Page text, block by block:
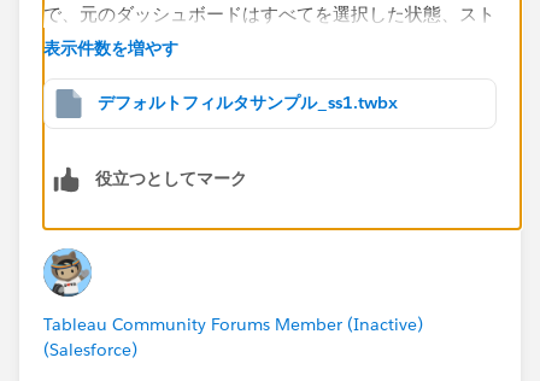
で、元のダッシュボードはすべてを選択した状態、スト
ーリーのほうは特定条件で絞り込んだ状態にすることが
表示件数を増やす
デフォルトフィルタサンプル_ss1.twbx
役立つとしてマーク
Tableau Community Forums Member (Inactive)
(Salesforce)